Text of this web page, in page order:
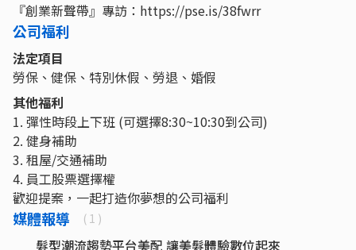
『創業新聲帶』專訪：https://pse.is/38fwrr
公司福利
法定項目
勞保、健保、特別休假、勞退、婚假
其他福利
1. 彈性時段上下班 (可選擇8:30~10:30到公司)
2. 健身補助
3. 租屋/交通補助
4. 員工股票選擇權
歡迎提案，一起打造你夢想的公司福利
媒體報導 ( 1 )
髮型潮流趨勢平台美配 讓美髮體驗數位起來